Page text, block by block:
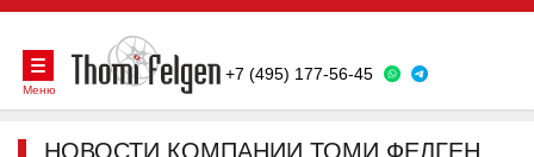
+7 (495) 177-56-45
Меню
НОВОСТИ КОМПАНИИ ТОМИ ФЕЛГЕН